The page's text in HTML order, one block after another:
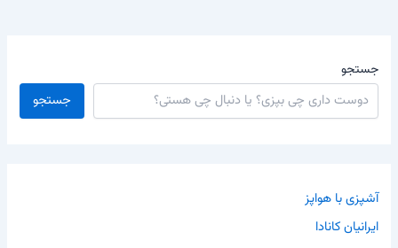
جستجو
جستجو
آشپزی با هواپز
ایرانیان کانادا